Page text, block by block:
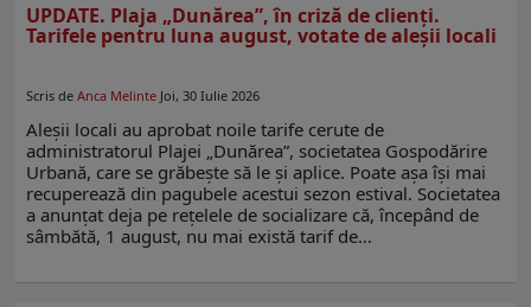
UPDATE. Plaja „Dunărea”, în criză de clienţi.
Tarifele pentru luna august, votate de aleşii locali
Scris de Anca Melinte Joi, 30 Iulie 2026
Aleşii locali au aprobat noile tarife cerute de
administratorul Plajei „Dunărea”, societatea Gospodărire
Urbană, care se grăbeşte să le şi aplice. Poate aşa îşi mai
recuperează din pagubele acestui sezon estival. Societatea
a anunţat deja pe reţelele de socializare că, începând de
sâmbătă, 1 august, nu mai există tarif de…